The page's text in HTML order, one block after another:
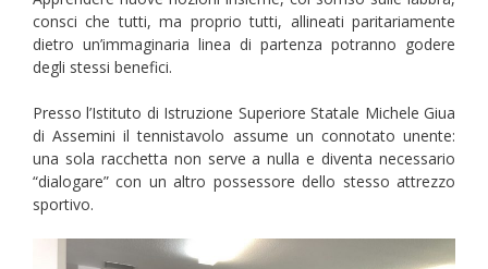
consci che tutti, ma proprio tutti, allineati paritariamente
dietro un’immaginaria linea di partenza potranno godere
degli stessi benefici.
Presso l’Istituto di Istruzione Superiore Statale Michele Giua
di Assemini il tennistavolo assume un connotato unente:
una sola racchetta non serve a nulla e diventa necessario
“dialogare” con un altro possessore dello stesso attrezzo
sportivo.